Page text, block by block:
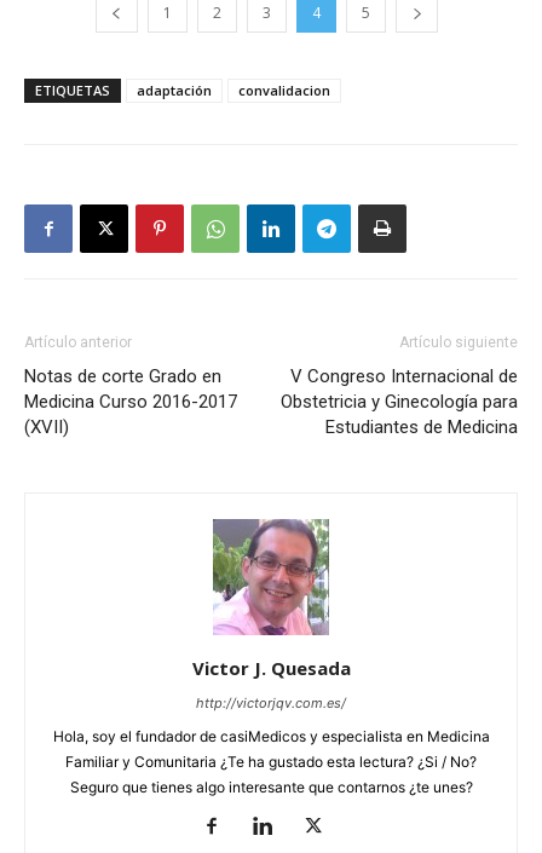
1 2 3 4 5
ETIQUETAS adaptación convalidacion
Artículo anterior
Notas de corte Grado en
Medicina Curso 2016-2017
(XVII)
Artículo siguiente
V Congreso Internacional de
Obstetricia y Ginecología para
Estudiantes de Medicina
Victor J. Quesada
http://victorjqv.com.es/
Hola, soy el fundador de casiMedicos y especialista en Medicina
Familiar y Comunitaria ¿Te ha gustado esta lectura? ¿Si / No?
Seguro que tienes algo interesante que contarnos ¿te unes?